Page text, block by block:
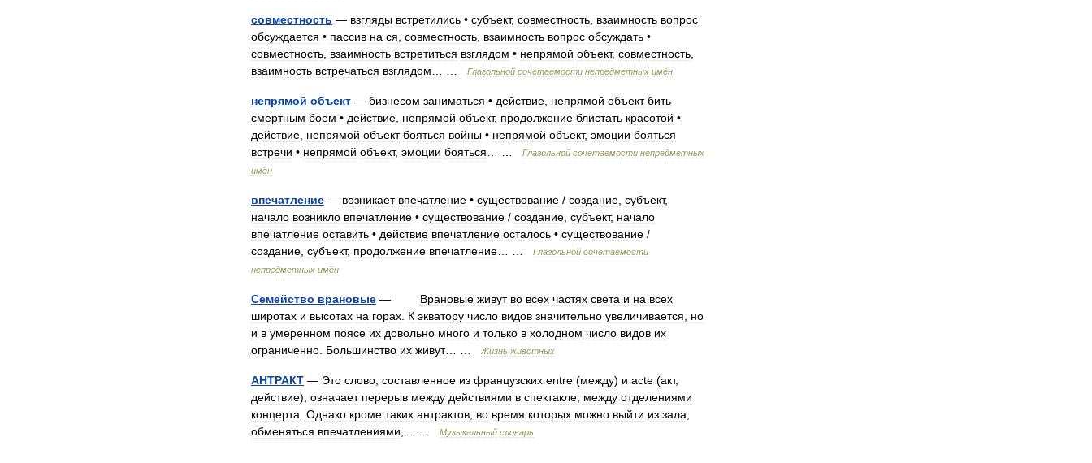
совместность — взгляды встретились • субъект, совместность взаимность вопрос
обсуждается • пассив на ся совместность взаимность вопрос обсуждать •
совместность взаимность встретиться взглядом • непрямой объект, совместность
взаимность встречаться взглядом Глагольной сочетаемости непредметных имён
непрямой объект — бизнесом заниматься • действие непрямой объект бить
смертным боем • действие непрямой объект, продолжение блистать красотой •
действие непрямой объект бояться войны • непрямой объект, эмоции бояться
встречи • непрямой объект, эмоции бояться Глагольной сочетаемости непредметных
имён
впечатление — возникает впечатление • существование / создание субъект,
начало возникло впечатление • существование / создание субъект, начало
впечатление оставить • действие впечатление осталось • существование /
создание субъект, продолжение впечатление Глагольной сочетаемости
непредметных имён
Семейство врановые — Врановые живут во всех частях света и на всех
широтах и высотах на горах К экватору число видов значительно увеличивается
но
и в умеренном поясе их довольно много и только в холодном число видов их
ограниченно Большинство их живут… … Жизнь животных
АНТРАКТ — Это слово составленное из французских entre (между) и acte (акт,
действие), означает перерыв между действиями в спектакле между отделениями
концерта Однако кроме таких антрактов во время которых можно выйти из зала
обменяться впечатлениями Музыкальный словарь